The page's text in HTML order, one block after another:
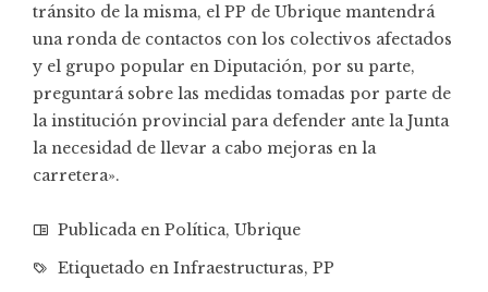
tránsito de la misma, el PP de Ubrique mantendrá
una ronda de contactos con los colectivos afectados
y el grupo popular en Diputación, por su parte,
preguntará sobre las medidas tomadas por parte de
la institución provincial para defender ante la Junta
la necesidad de llevar a cabo mejoras en la
carretera».
Publicada en Política, Ubrique
Etiquetado en Infraestructuras, PP